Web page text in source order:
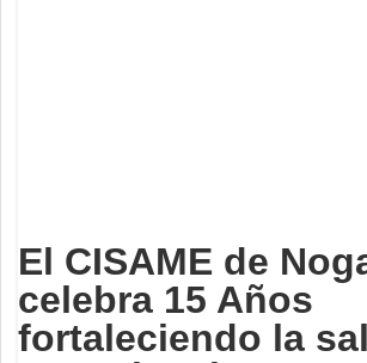
El CISAME de
celebra 15 Años
fortaleciendo la